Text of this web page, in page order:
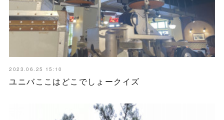
2023.06.25 15:10
ユニバここはどこでしょークイズ